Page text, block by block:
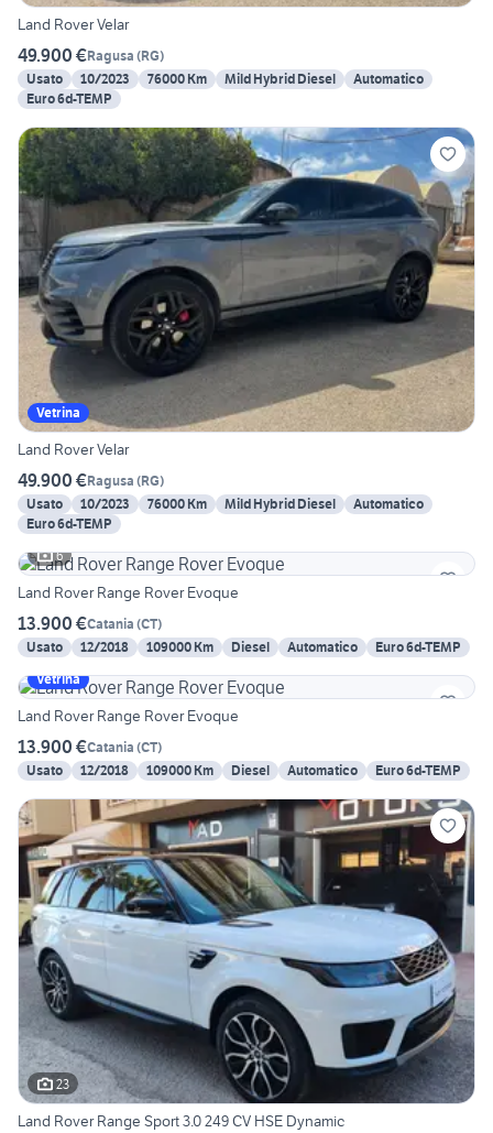
Land Rover Velar
49.900 €Ragusa (RG)
Usato
10/2023 76000 Km Mild Hybrid Diesel
Automatico
Euro 6d-TEMP
Vetrina
Land Rover Velar
49.900 €Ragusa (RG)
Usato
10/2023 76000 Km Mild Hybrid Diesel
Automatico
Euro 6d-TEMP
6
Land Rover Range Rover Evoque
13.900 €Catania (CT)
Usato
12/2018 109000 Km Diesel Automatico
Euro 6d-TEMP
Vetrina
Land Rover Range Rover Evoque
13.900 €Catania (CT)
Usato
12/2018 109000 Km Diesel Automatico Euro 6d-TEMP
23
Land Rover Range Sport 3.0 249 CV HSE Dynamic